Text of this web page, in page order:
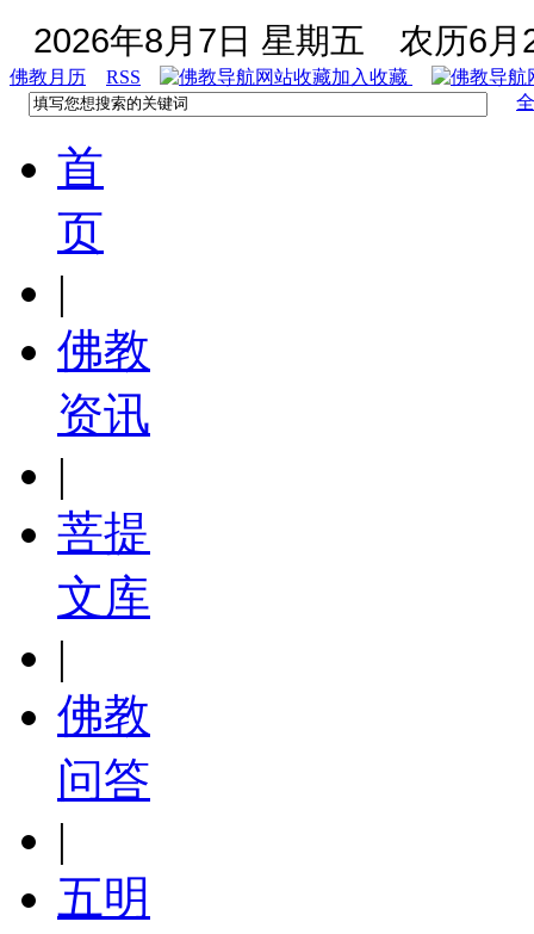
2026年8月7日 星期五 农历6月
佛教月历 RSS
加入收藏
首
页
|
佛教
资讯
|
菩提
文库
|
佛教
问答
|
五明